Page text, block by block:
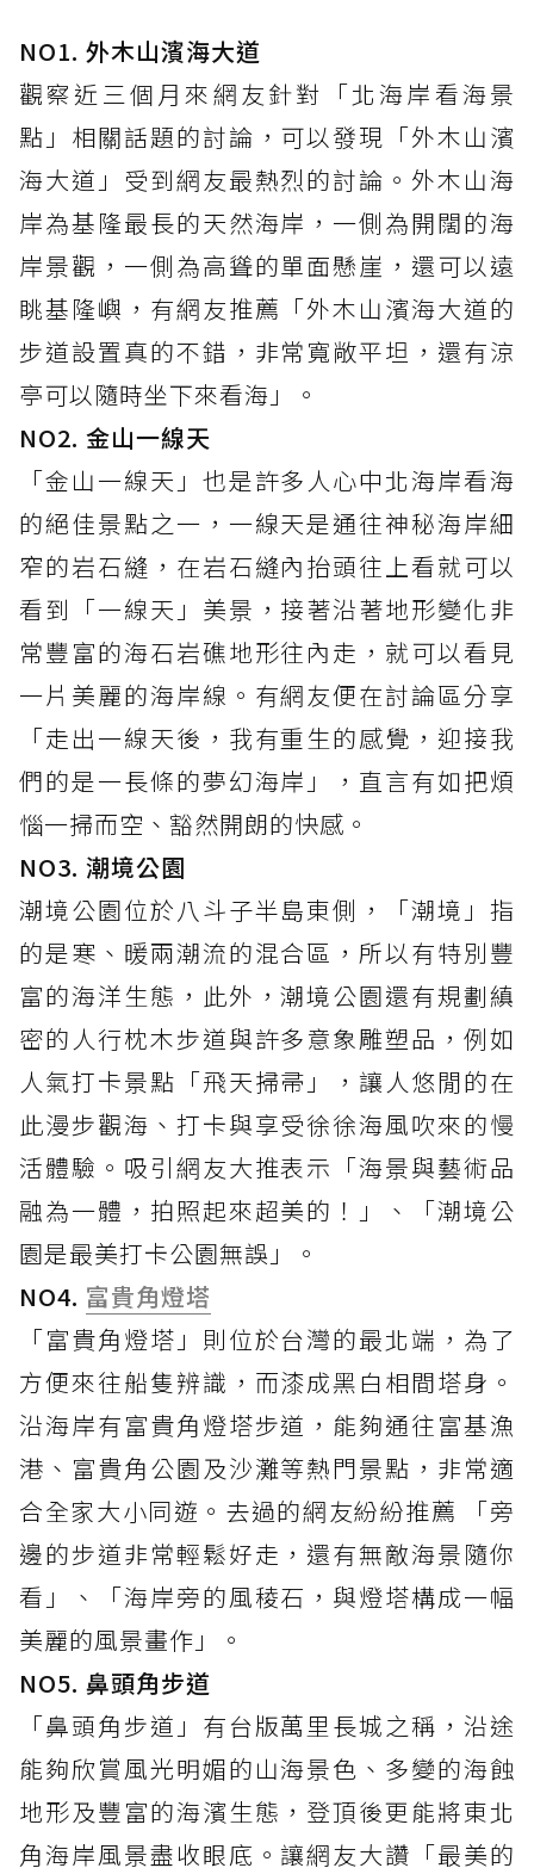
NO1. 外木山濱海大道
觀察近三個月來網友針對「北海岸看海景
點」相關話題的討論，可以發現「外木山濱
海大道」受到網友最熱烈的討論。外木山海
岸為基隆最長的天然海岸，一側為開闊的海
岸景觀，一側為高聳的單面懸崖，還可以遠
眺基隆嶼，有網友推薦「外木山濱海大道的
步道設置真的不錯，非常寬敞平坦，還有涼
亭可以隨時坐下來看海」。
NO2. 金山一線天
「金山一線天」也是許多人心中北海岸看海
的絕佳景點之一，一線天是通往神秘海岸細
窄的岩石縫，在岩石縫內抬頭往上看就可以
看到「一線天」美景，接著沿著地形變化非
常豐富的海石岩礁地形往內走，就可以看見
一片美麗的海岸線。有網友便在討論區分享
「走出一線天後，我有重生的感覺，迎接我
們的是一長條的夢幻海岸」，直言有如把煩
惱一掃而空、豁然開朗的快感。
NO3. 潮境公園
潮境公園位於八斗子半島東側，「潮境」指
的是寒、暖兩潮流的混合區，所以有特別豐
富的海洋生態，此外，潮境公園還有規劃縝
密的人行枕木步道與許多意象雕塑品，例如
人氣打卡景點「飛天掃帚」，讓人悠閒的在
此漫步觀海、打卡與享受徐徐海風吹來的慢
活體驗。吸引網友大推表示「海景與藝術品
融為一體，拍照起來超美的！」、「潮境公
園是最美打卡公園無誤」。
NO4. 富貴角燈塔
「富貴角燈塔」則位於台灣的最北端，為了
方便來往船隻辨識，而漆成黑白相間塔身。
沿海岸有富貴角燈塔步道，能夠通往富基漁
港、富貴角公園及沙灘等熱門景點，非常適
合全家大小同遊。去過的網友紛紛推薦 「旁
邊的步道非常輕鬆好走，還有無敵海景隨你
看」、「海岸旁的風稜石，與燈塔構成一幅
美麗的風景畫作」。
NO5. 鼻頭角步道
「鼻頭角步道」有台版萬里長城之稱，沿途
能夠欣賞風光明媚的山海景色、多變的海蝕
地形及豐富的海濱生態，登頂後更能將東北
角海岸風景盡收眼底。讓網友大讚「最美的